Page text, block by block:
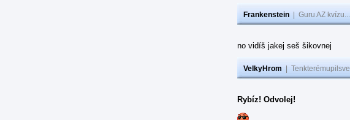
Frankenstein Guru AZ
no vidíš jakej seš šikovnej
VelkyHrom
Rybíz! Odvolej!